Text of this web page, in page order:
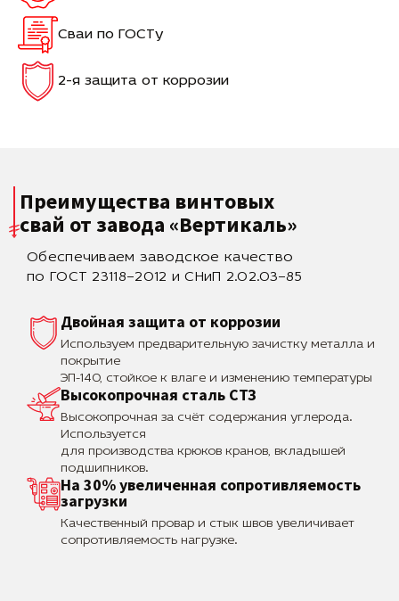
Сваи по ГОСТу
2-я защита от коррозии
Преимущества винтовых
свай от завода «Вертикаль»
Обеспечиваем заводское качество
по ГОСТ 23118–2012 и СНиП 2.02.03–85
Двойная защита от коррозии
Используем предварительную зачистку металла и
покрытие
ЭП-140, стойкое к влаге и изменению температуры
Высокопрочная сталь СТЗ
Высокопрочная за счёт содержания углерода.
Используется
для производства крюков кранов, вкладышей
подшипников.
На 30% увеличенная сопротивляемость
загрузки
Качественный провар и стык швов увеличивает
сопротивляемость нагрузке.